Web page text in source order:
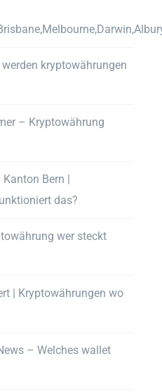
kryptowährungen
– Kryptowährung
Bern |
das?
wer steckt
| Kryptowährungen wo
– Welches wallet